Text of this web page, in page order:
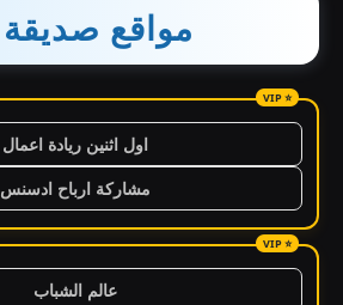
مواقع صديقة
اول اثنين ريادة اعمال
مشاركة ارباح ادسنس
عالم الشباب